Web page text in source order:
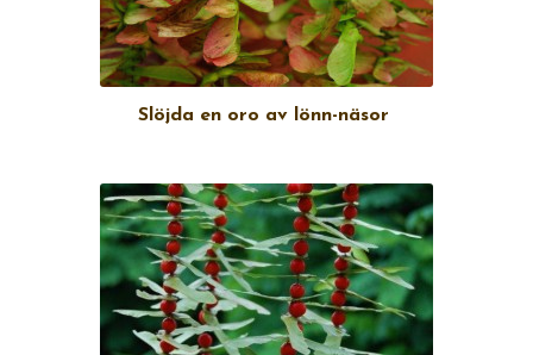
Slöjda en oro av lönn-näsor